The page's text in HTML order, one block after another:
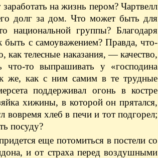
на жизнь пером? Чартвелл
долг за дом. Что может быть для
национальной группы? Благодаря
быть с самоуважением? Правда, что-
как телесные наказания, — качество,
что-то выпрашивать у «господина
же, как с ним самим в те трудные
поддерживал огонь в костре
хижины, в которой он прятался,
вовремя хлеб в печи и тот подгорел;
посуду?
еще потомиться в постели со
и от страха перед воздушными